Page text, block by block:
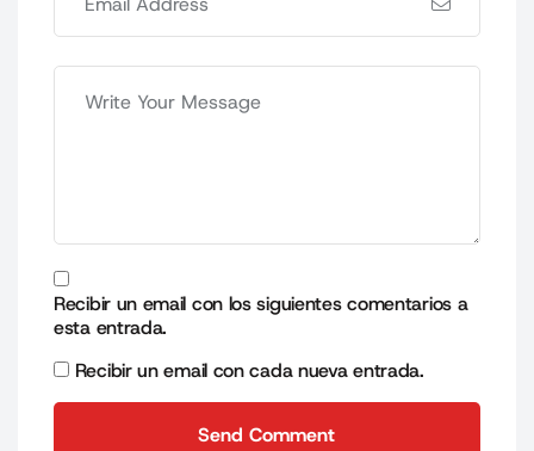
Recibir un email con los siguientes comentarios a
esta entrada.
Recibir un email con cada nueva entrada.
Send Comment